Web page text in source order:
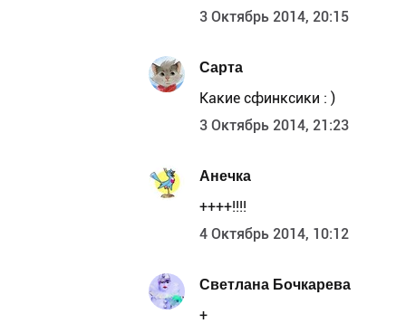
3 Октябрь 2014, 20:15
Сарта
Какие сфинксики : )
3 Октябрь 2014, 21:23
Анечка
++++!!!!
4 Октябрь 2014, 10:12
Светлана Бочкарева
+